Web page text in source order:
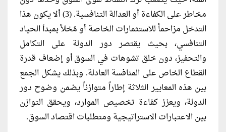
مخاطر على الكفاءة أو العدالة التنافسية. (3) ألا يكون هذا
التدخل مزاحماً للاستثمارات الخاصة أو مُخلاً بمبدأ الحياد
التنافسي، بحيث يقتصر دور الدولة على التكامل
والتحفيز، دون خلق تشوهات في السوق أو إضعاف قدرة
القطاع الخاص على المنافسة العادلة. وبذلك يشكل الجمع
بين هذه المعايير الثلاثة إطاراً متوازناً يضمن وضوح دور
الدولة، ويعزز كفاءة تخصيص الموارد، ويحقق التوازن
بين الاعتبارات الاستراتيجية ومتطلبات اقتصاد السوق.